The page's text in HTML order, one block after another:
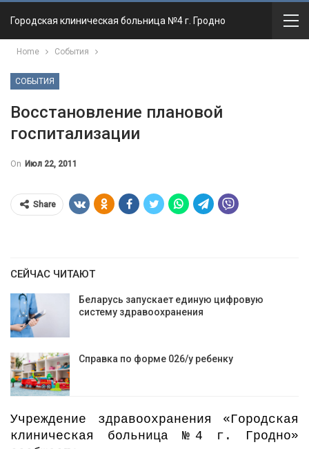
Городская клиническая больница №4 г. Гродно
Home События
СОБЫТИЯ
Восстановление плановой
госпитализации
On Июл 22, 2011
Share
СЕЙЧАС ЧИТАЮТ
Беларусь запускает единую цифровую
систему здравоохранения
Справка по форме 026/у ребенку
Учреждение здравоохранения «Городская
клиническая больница №4 г. Гродно»